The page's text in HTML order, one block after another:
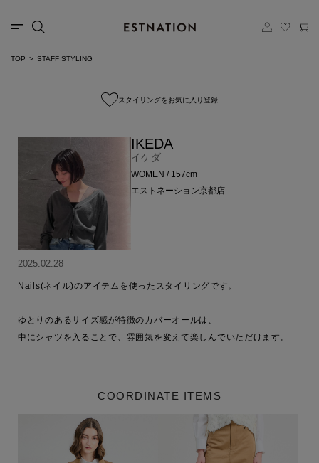
TOP STAFF STYLING
スタイリングをお気に入り登録
IKEDA
イケダ
WOMEN / 157cm
エストネーション京都店
2025.02.28
Nails(ネイル)のアイテムを使ったスタイリングです。
ゆとりのあるサイズ感が特徴のカバーオールは、
中にシャツを入ることで、雰囲気を変えて楽しんでいただけます。
COORDINATE ITEMS